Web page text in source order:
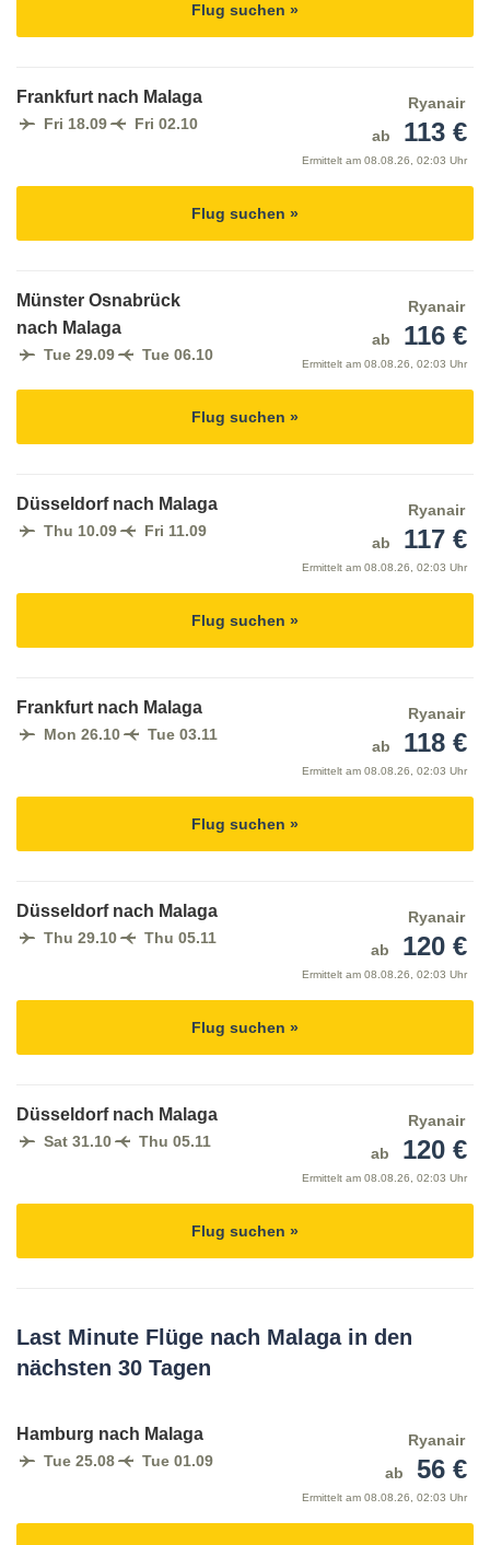
Flug suchen »
Frankfurt nach Malaga
Fri 18.09 Fri 02.10
Ryanair
ab
113 €
Ermittelt am 08.08.26, 02:03 Uhr
Flug suchen »
Münster Osnabrück
nach Malaga
Tue 29.09 Tue 06.10
Ryanair
ab
116 €
Ermittelt am 08.08.26, 02:03 Uhr
Flug suchen »
Düsseldorf nach Malaga
Thu 10.09 Fri 11.09
Ryanair
ab
117 €
Ermittelt am 08.08.26, 02:03 Uhr
Flug suchen »
Frankfurt nach Malaga
Mon 26.10 Tue 03.11
Ryanair
ab
118 €
Ermittelt am 08.08.26, 02:03 Uhr
Flug suchen »
Düsseldorf nach Malaga
Thu 29.10 Thu 05.11
Ryanair
ab
120 €
Ermittelt am 08.08.26, 02:03 Uhr
Flug suchen »
Düsseldorf nach Malaga
Sat 31.10 Thu 05.11
Ryanair
ab
120 €
Ermittelt am 08.08.26, 02:03 Uhr
Flug suchen »
Last Minute Flüge nach Malaga in den
nächsten 30 Tagen
Hamburg nach Malaga
Tue 25.08 Tue 01.09
Ryanair
ab
56 €
Ermittelt am 08.08.26, 02:03 Uhr